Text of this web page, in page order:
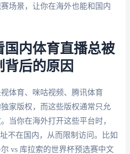
场景，让你在海外也能和国内
国内体育直播总被
背后的原因
体育、咪咕视频、腾讯体育
家版权，而这些版权通常只允
当你在海外打开这些平台时，
不在国内，从而限制访问。比如
vs 库拉索的世界杯预选赛中文